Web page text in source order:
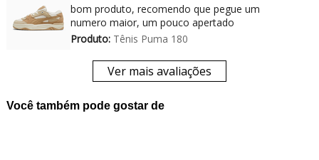
bom produto, recomendo que pegue um
numero maior, um pouco apertado
Produto:Tênis Puma 180
Ver mais avaliações
Você também pode gostar de